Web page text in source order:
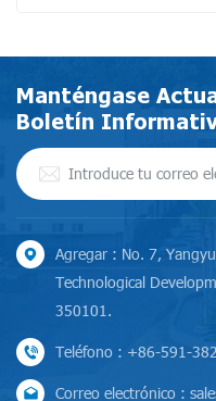
Manténgase
Boletín
Agregar : No. 7,
Technological
350101.
Teléfono : +86-591-
Correo electrónico :